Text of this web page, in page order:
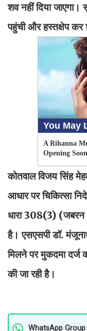
शव नहीं दिया
पहुंची और हस्तक्षेप कर
कोतवाल विजय सिंह
आधार पर चिकित्सा
धारा 308(3) (जबरन
है। एसएसपी डॉ.
मिलने पर मुकदमा दर्ज
की जा रही है।
WhatsApp Group